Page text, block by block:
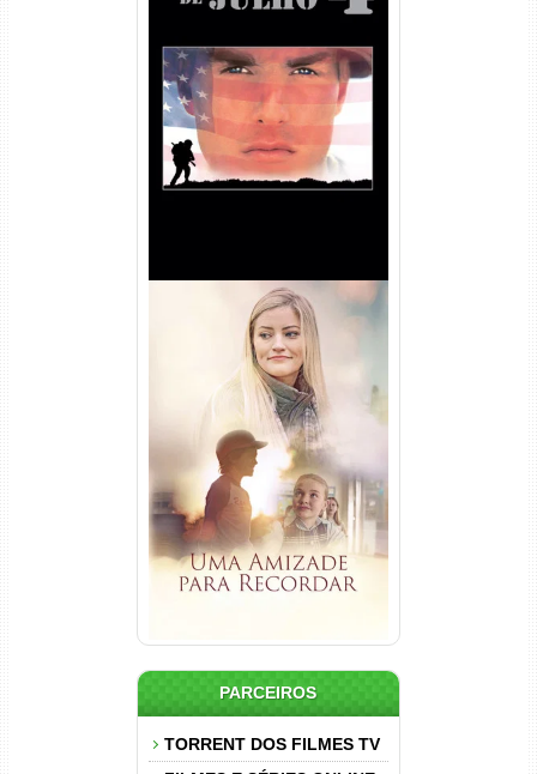
Nascido em 4 de Julho
Torrent (1989) WEB-DL 1080p
Dual Áudio
Uma Amizade para Recordar
Torrent (2025) WEB-DL 1080p
Dual Áudio
PARCEIROS
TORRENT DOS FILMES TV